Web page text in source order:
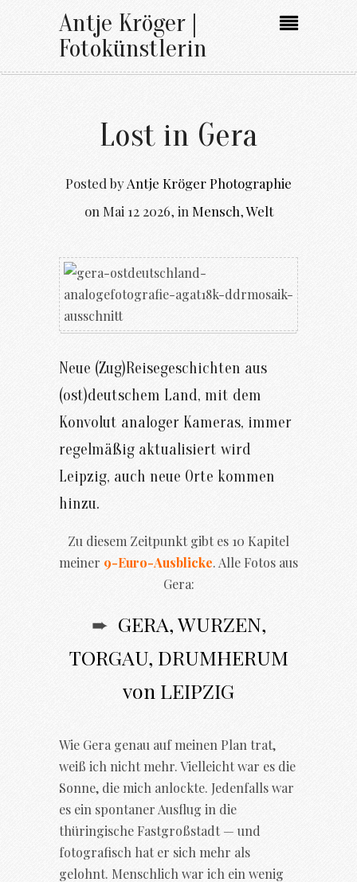
Antje Kröger |
Fotokünstlerin
Lost in Gera
Posted byAntje Kröger Photographie
on Mai 12 2026, in Mensch,Welt
Neue (Zug)Reisegeschichten aus
(ost)deutschem Land, mit dem
Konvolut analoger Kameras, immer
regelmäßig aktualisiert wird
Leipzig, auch neue Orte kommen
hinzu.
Zu diesem Zeitpunkt gibt es 10 Kapitel
meiner 9-Euro-Ausblicke. Alle Fotos aus
Gera:
➨ GERA, WURZEN,
TORGAU, DRUMHERUM
von LEIPZIG
Wie Gera genau auf meinen Plan trat,
weiß ich nicht mehr. Vielleicht war es die
Sonne, die mich anlockte. Jedenfalls war
es ein spontaner Ausflug in die
thüringische Fastgroßstadt — und
fotografisch hat er sich mehr als
gelohnt. Menschlich war ich ein wenig